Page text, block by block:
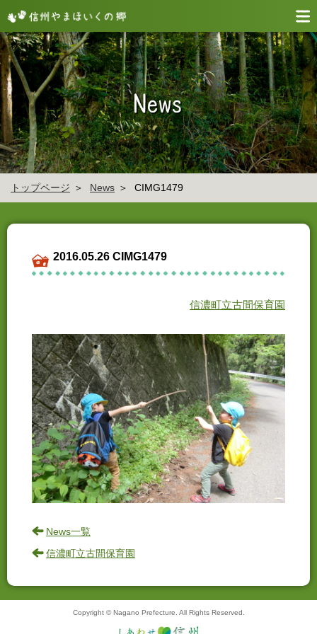
トップページ News CIMG1479
2016.05.26 CIMG1479
信濃町立古間保育園
News一覧
信濃町立古間保育園
Copyright © Nagano Prefecture. All Rights Reserved.